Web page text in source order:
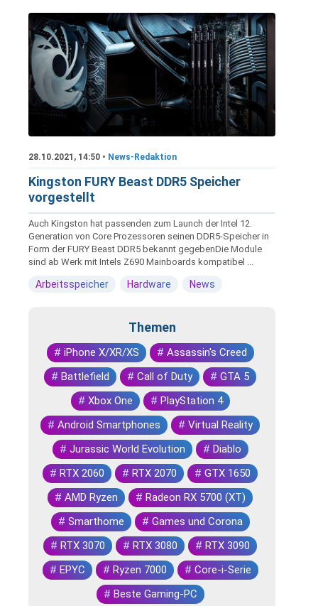
28.10.2021, 14:50 • News-Redaktion
Kingston FURY Beast DDR5 Speicher
vorgestellt
Auch Kingston hat passenden zum Launch der Intel 12.
Generation von Core Prozessoren seinen DDR5-Speicher in
Form der FURY Beast DDR5 bekannt gegebenDie Module
sind ab Werk mit Intels Z690 Mainboards kompatibel ...
Arbeitsspeicher Hardware News
Themen
# iPhone X/XR/XS # Assassin's Creed
# Battlefield # Call of Duty # GTA 5
# Xbox One # PlayStation 4
# Android Smartphones # Virtual Reality
# Jurassic World Evolution # Diablo
# RTX 2060 # RTX 2070 # GTX 1650
# AMD Ryzen # Radeon RX 5700 (XT)
# Smarthome # Games und Corona
# RTX 3070 # RTX 3080 # RTX 3090
# EPYC # Ryzen 7000 # Core-i-Serie
# Beste Gaming-PC